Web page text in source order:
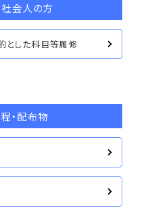
社会人の方
とした科目等履修
・配布物